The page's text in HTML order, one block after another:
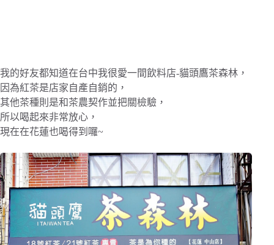
我的好友都知道在台中我很愛一間飲料店-貓頭鷹茶森林，
因為紅茶是店家自產自銷的，
其他茶種則是和茶農契作並把關檢驗，
所以喝起來非常放心，
現在在花蓮也喝得到囉~